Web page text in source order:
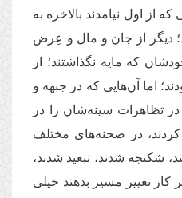
از اول نیامدند بالاخره به
دیگر از جان و مال و عِرض
که مایه نگذاشتند؛ از
اما آن‌هایی که در جبهه و
در تظاهرات سینه‌شان را در
در صحنه‌های مختلف
شکنجه شدند، تبعید شدند،
کار تغییر مسیر بدهند خیلی